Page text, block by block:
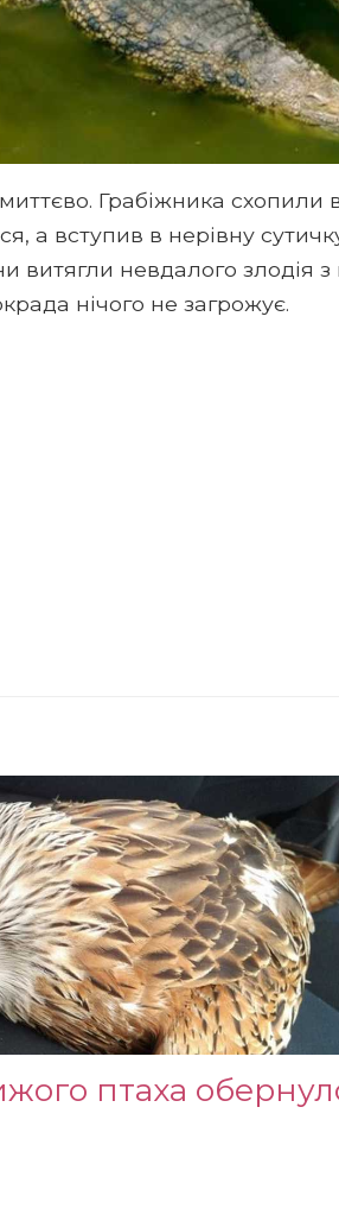
Грабіжника схопили
а вступив в нерівну
витягли невдалого злодія з
нічого не загрожує.
птаха